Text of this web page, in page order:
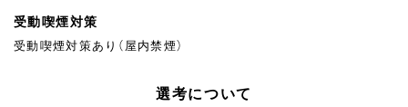
受動喫煙対策
受動喫煙対策あり（屋内禁煙）
選考について